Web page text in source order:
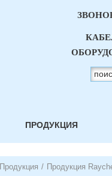
ПРОДУКЦИЯ
Продукция / Продукция